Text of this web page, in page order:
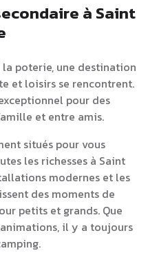
à Saint
poterie, une destination
et loisirs se rencontrent.
pour des
et entre amis.
situés pour vous
les richesses à Saint
modernes et les
des moments de
petits et grands. Que
il y a toujours